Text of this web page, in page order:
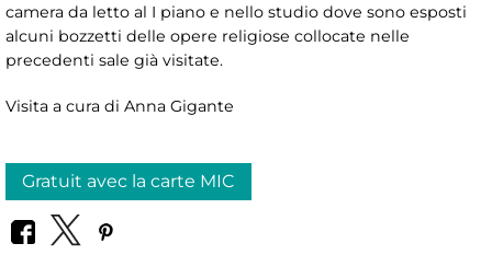
camera da letto al I piano e nello studio dove sono esposti
alcuni bozzetti delle opere religiose collocate nelle
precedenti sale già visitate.
Visita a cura di Anna Gigante
Gratuit avec la carte MIC